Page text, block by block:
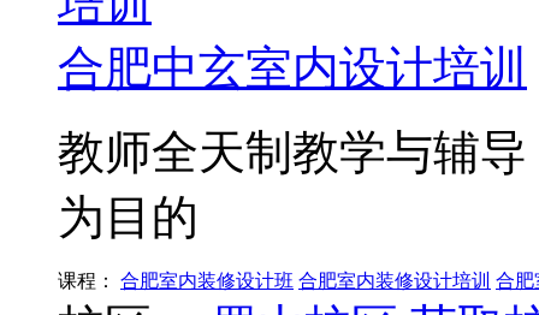
合肥中玄室内设计培训
教师全天制教学与辅
为目的
课程： 合肥室内装修设计班 合肥室内装修设计培训 合肥